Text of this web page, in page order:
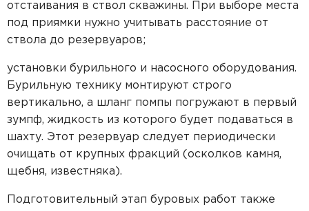
отстаивания в ствол скважины. При выборе места
под приямки нужно учитывать расстояние от
ствола до резервуаров;
установки бурильного и насосного оборудования.
Бурильную технику монтируют строго
вертикально, а шланг помпы погружают в первый
зумпф, жидкость из которого будет подаваться в
шахту. Этот резервуар следует периодически
очищать от крупных фракций (осколков камня,
щебня, известняка).
Подготовительный этап буровых работ также